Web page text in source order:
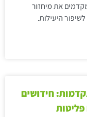
את מיחזור
היעילות.
חידושים
פליטות